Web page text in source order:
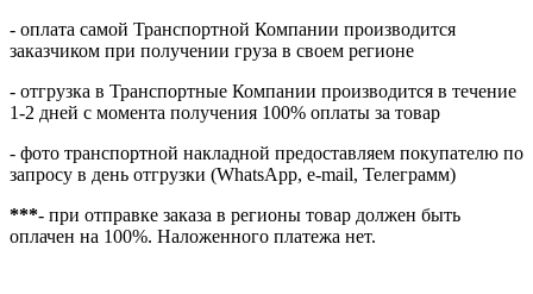
- оплата самой Транспортной Компании производится
заказчиком при получении груза в своем регионе
- отгрузка в Транспортные Компании производится в течение
1-2 дней с момента получения 100% оплаты за товар
- фото транспортной накладной предоставляем покупателю по
запросу в день отгрузки (WhatsApp, e-mail, Телеграмм)
***- при отправке заказа в регионы товар должен быть
оплачен на 100%. Наложенного платежа нет.